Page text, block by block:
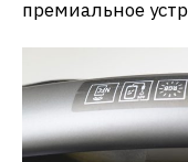
премиальное